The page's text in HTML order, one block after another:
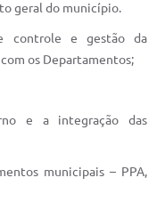
geral do município.
controle e gestão da
os Departamentos;
e a integração das
municipais – PPA,